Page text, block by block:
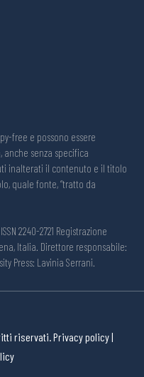
free e possono essere
senza specifica
inalterati il contenuto e il titolo
quale fonte, “tratto da
2240-2721 Registrazione
Italia. Direttore responsabile:
Press: Lavinia Serrani.
riservati.Privacy policy|